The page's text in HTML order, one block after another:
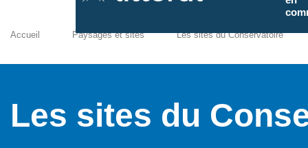
Accueil Paysages et sites Les sites du Conservatoire
Les sites du